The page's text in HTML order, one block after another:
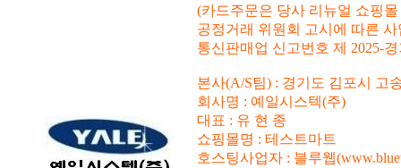
(카드주문은 당사 리뉴얼 쇼핑몰
공정거래 위원회 고시에 따른 사
통신판매업 신고번호 제 2025-
본사(A/S팀) : 경기도 김포시 고
회사명 : 예일시스텍(주)
대표 : 유 현 종
쇼핑몰명 : 테스트마트
호스팅사업자 : 블루웹